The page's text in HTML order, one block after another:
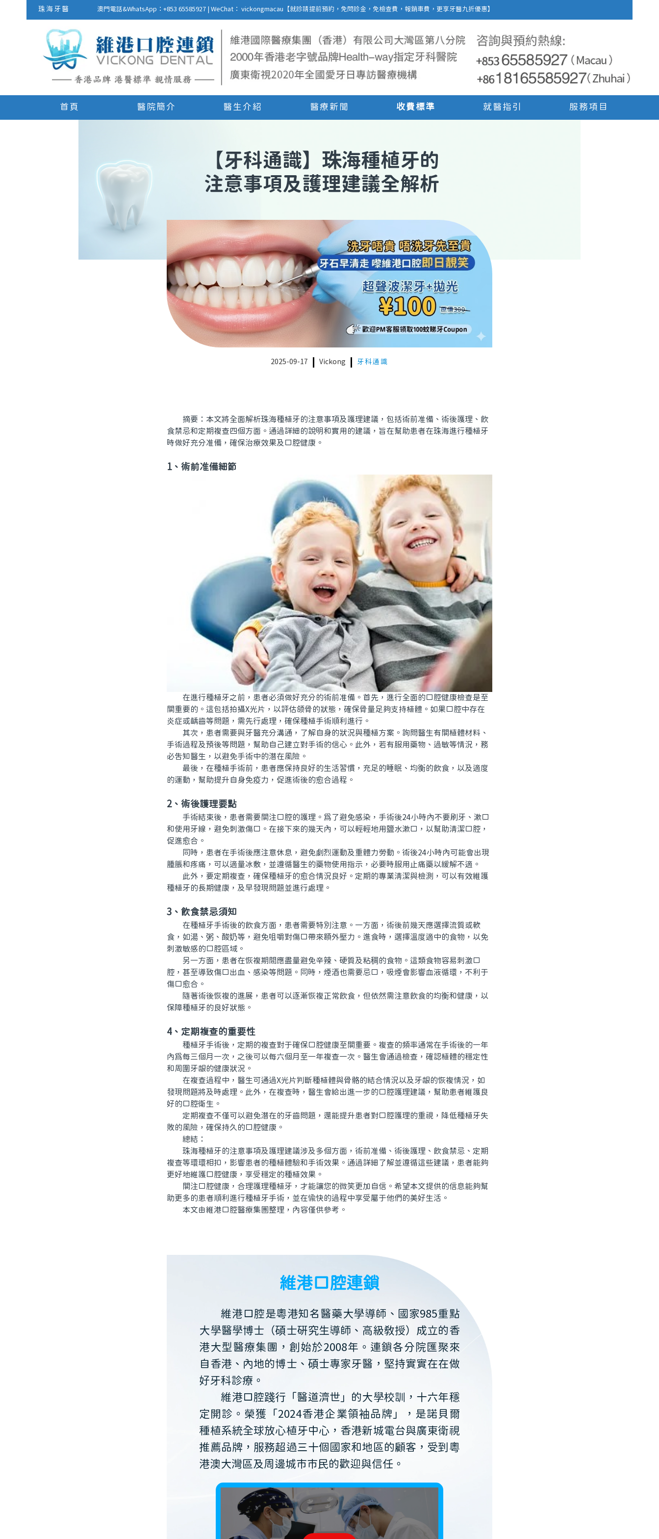
珠海牙醫 澳門電話&WhatsApp：+853 65585927 | WeChat： vickongmacau【就診請提前預約，免問診金，免檢查費，報銷車費，更享牙醫九折優惠】
首頁 醫院簡介 醫生介紹 醫療新聞 收費標準 就醫指引 服務項目
【牙科通識】 珠海種植牙的
注意事項及護理建議全解析
2025-09-17 Vickong 牙科通識
摘要：本文將全面解析珠海種植牙的注意事項及護理建議，包括術前准備、術後護理、飲
食禁忌和定期複查四個方面。通過詳細的說明和實用的建議，旨在幫助患者在珠海進行種植牙
時做好充分准備，確保治療效果及口腔健康。
1、術前准備細節
在進行種植牙之前，患者必須做好充分的術前准備。首先，進行全面的口腔健康檢查是至
關重要的。這包括拍攝X光片，以評估颌骨的狀態，確保骨量足夠支持植體。如果口腔中存在
炎症或齲齒等問題，需先行處理，確保種植手術順利進行。
其次，患者需要與牙醫充分溝通，了解自身的狀況與種植方案。詢問醫生有關植體材料、
手術過程及預後等問題，幫助自己建立對手術的信心。此外，若有服用藥物、過敏等情況，務
必告知醫生，以避免手術中的潛在風險。
最後，在種植手術前，患者應保持良好的生活習慣，充足的睡眠、均衡的飲食，以及適度
的運動，幫助提升自身免疫力，促進術後的愈合過程。
2、術後護理要點
手術結束後，患者需要關注口腔的護理。爲了避免感染，手術後24小時內不要刷牙、漱口
和使用牙線，避免刺激傷口。在接下來的幾天內，可以輕輕地用鹽水漱口，以幫助清潔口腔，
促進愈合。
同時，患者在手術後應注意休息，避免劇烈運動及重體力勞動。術後24小時內可能會出現
腫脹和疼痛，可以適量冰敷，並遵循醫生的藥物使用指示，必要時服用止痛藥以緩解不適。
此外，要定期複查，確保種植牙的愈合情況良好。定期的專業清潔與檢測，可以有效維護
種植牙的長期健康，及早發現問題並進行處理。
3、飲食禁忌須知
在種植牙手術後的飲食方面，患者需要特別注意。一方面，術後前幾天應選擇流質或軟
食，如湯、粥、酸奶等，避免咀嚼對傷口帶來額外壓力。進食時，選擇溫度適中的食物，以免
刺激敏感的口腔區域。
另一方面，患者在恢複期間應盡量避免辛辣、硬質及粘稠的食物。這類食物容易刺激口
腔，甚至導致傷口出血、感染等問題。同時，煙酒也需要忌口，吸煙會影響血液循環，不利于
傷口愈合。
隨著術後恢複的進展，患者可以逐漸恢複正常飲食，但依然需注意飲食的均衡和健康，以
保障種植牙的良好狀態。
4、定期複查的重要性
種植牙手術後，定期的複查對于確保口腔健康至關重要。複查的頻率通常在手術後的一年
內爲每三個月一次，之後可以每六個月至一年複查一次。醫生會通過檢查，確認植體的穩定性
和周圍牙龈的健康狀況。
在複查過程中，醫生可通過X光片判斷種植體與骨骼的結合情況以及牙龈的恢複情況，如
發現問題將及時處理。此外，在複查時，醫生會給出進一步的口腔護理建議，幫助患者維護良
好的口腔衛生。
定期複查不僅可以避免潛在的牙齒問題，還能提升患者對口腔護理的重視，降低種植牙失
敗的風險，確保持久的口腔健康。
總結：
珠海種植牙的注意事項及護理建議涉及多個方面，術前准備、術後護理、飲食禁忌、定期
複查等環環相扣，影響患者的種植體驗和手術效果。通過詳細了解並遵循這些建議，患者能夠
更好地維護口腔健康，享受穩定的種植效果。
關注口腔健康，合理護理種植牙，才能讓您的微笑更加自信。希望本文提供的信息能夠幫
助更多的患者順利進行種植牙手術，並在愉快的過程中享受屬于他們的美好生活。
本文由維港口腔醫療集團整理，內容僅供參考。
維港口腔連鎖
維港口腔是粵港知名醫藥大學導師、國家985重點
大學醫學博士（碩士研究生導師、高級教授）成立的香
港大型醫療集團，創始於2008年。連鎖各分院匯聚來
自香港、內地的博士、碩士專家牙醫，堅持實實在在做
好牙科診療。
維港口腔踐行「醫道濟世」的大學校訓，十六年穩
定開診。榮獲「2024香港企業領袖品牌」，是諾貝爾
種植系統全球放心植牙中心，香港新城電台與廣東衛視
推薦品牌，服務超過三十個國家和地區的顧客，受到粵
港澳大灣區及周邊城市市民的歡迎與信任。